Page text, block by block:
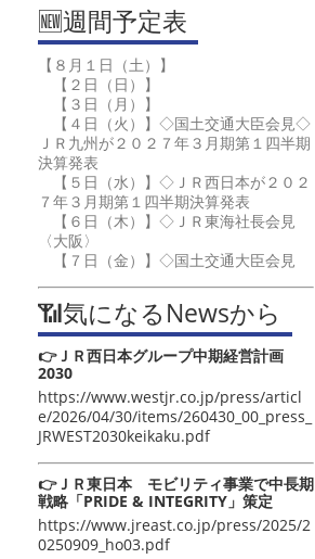
🆕週間予定表
【８月１日（土）】
【２日（日）】
【３日（月）】
【４日（火）】◇国土交通大臣会見◇
ＪＲ九州が２０２７年３月期第１四半期
決算発表
【５日（水）】◇ＪＲ西日本が２０２
７年３月期第１四半期決算発表
【６日（木）】◇ＪＲ東海社長会見
〈大阪〉
【７日（金）】◇国土交通大臣会見
📶気になるNewsから
👉ＪＲ西日本グループ中期経営計画
2030
https://www.westjr.co.jp/press/articl
e/2026/04/30/items/260430_00_press_
JRWEST2030keikaku.pdf
👉ＪＲ東日本 モビリティ事業で中長期
戦略「PRIDE & INTEGRITY」策定
https://www.jreast.co.jp/press/2025/2
0250909_ho03.pdf